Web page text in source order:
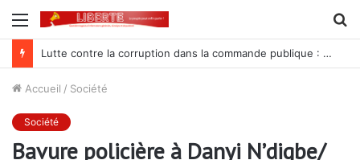
Menu
Lutte contre la corruption dans la commande publique : Qu’est-ce qui explique le silence du parquet général sur les dossiers de l’ARCOP?
Accueil / Société
Société
Bavure policière à Danyi N’digbe/